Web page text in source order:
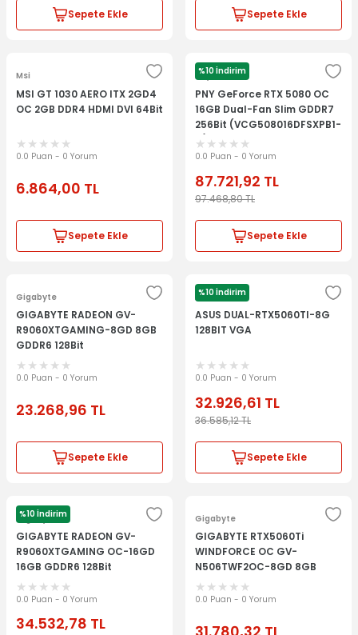
Sepete Ekle Sepete Ekle
Msi
MSI GT 1030 AERO ITX 2GD4
OC 2GB DDR4 HDMI DVI 64Bit
0.0 Puan - 0 Yorum
6.864,00 TL
Sepete Ekle
%10 İndirim
Pny
PNY GeForce RTX 5080 OC
16GB Dual-Fan Slim GDDR7
256Bit (VCG508016DFSXPB1-
O)
0.0 Puan - 0 Yorum
87.721,92 TL
97.468,80TL
Sepete Ekle
Gigabyte
GIGABYTE RADEON GV-
R9060XTGAMING-8GD 8GB
GDDR6 128Bit
0.0 Puan - 0 Yorum
23.268,96 TL
Sepete Ekle
%10 İndirim
Asus
ASUS DUAL-RTX5060TI-8G
128BIT VGA
0.0 Puan - 0 Yorum
32.926,61 TL
36.585,12TL
Sepete Ekle
%10 İndirim
Gigabyte
GIGABYTE RADEON GV-
R9060XTGAMING OC-16GD
16GB GDDR6 128Bit
0.0 Puan - 0 Yorum
34.532,78 TL
Gigabyte
GIGABYTE RTX5060Ti
WINDFORCE OC GV-
N506TWF2OC-8GD 8GB
GDDR7 128Bit
0.0 Puan - 0 Yorum